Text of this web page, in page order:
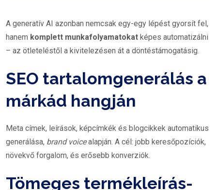
A generatív AI azonban nemcsak egy-egy lépést gyorsít fel,
hanem komplett munkafolyamatokat képes automatizálni
– az ötleteléstől a kivitelezésen át a döntéstámogatásig.
SEO tartalomgenerálás a
márkád hangján
Meta címek, leírások, képcímkék és blogcikkek automatikus
generálása, brand voicealapján. A cél: jobb keresőpozíciók,
növekvő forgalom, és erősebb konverziók.
Tömeges termékleírás-